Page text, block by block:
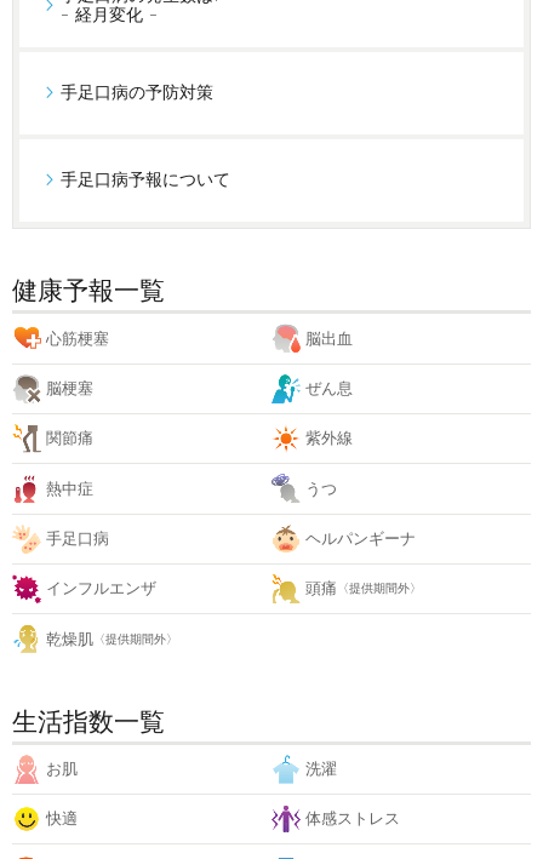
- 経月変化 -
手足口病の予防対策
手足口病予報について
健康予報一覧
心筋梗塞 脳出血
脳梗塞 ぜん息
関節痛 紫外線
熱中症 うつ
手足口病 ヘルパンギーナ
インフルエンザ 頭痛 〈提供期間外〉
乾燥肌 〈提供期間外〉
生活指数一覧
お肌 洗濯
快適 体感ストレス